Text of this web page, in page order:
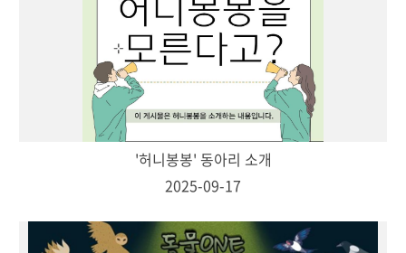
'허니봉봉' 동아리 소개
2025-09-17